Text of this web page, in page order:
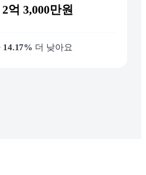
2억 3,000만원
14.17% 더 낮아요